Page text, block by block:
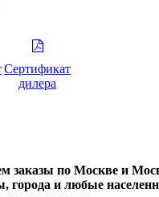
Сертификат
дилера
заказы по Москве и
города и любые